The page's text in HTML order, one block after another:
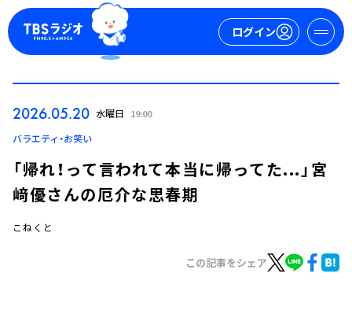
ログイン
ログイン
2026.05.20 水曜日 19:00
バラエティ・お笑い
「帰れ！って言われて本当に帰ってた...」宮
﨑優さんの厄介な思春期
こねくと
この記事をシェア